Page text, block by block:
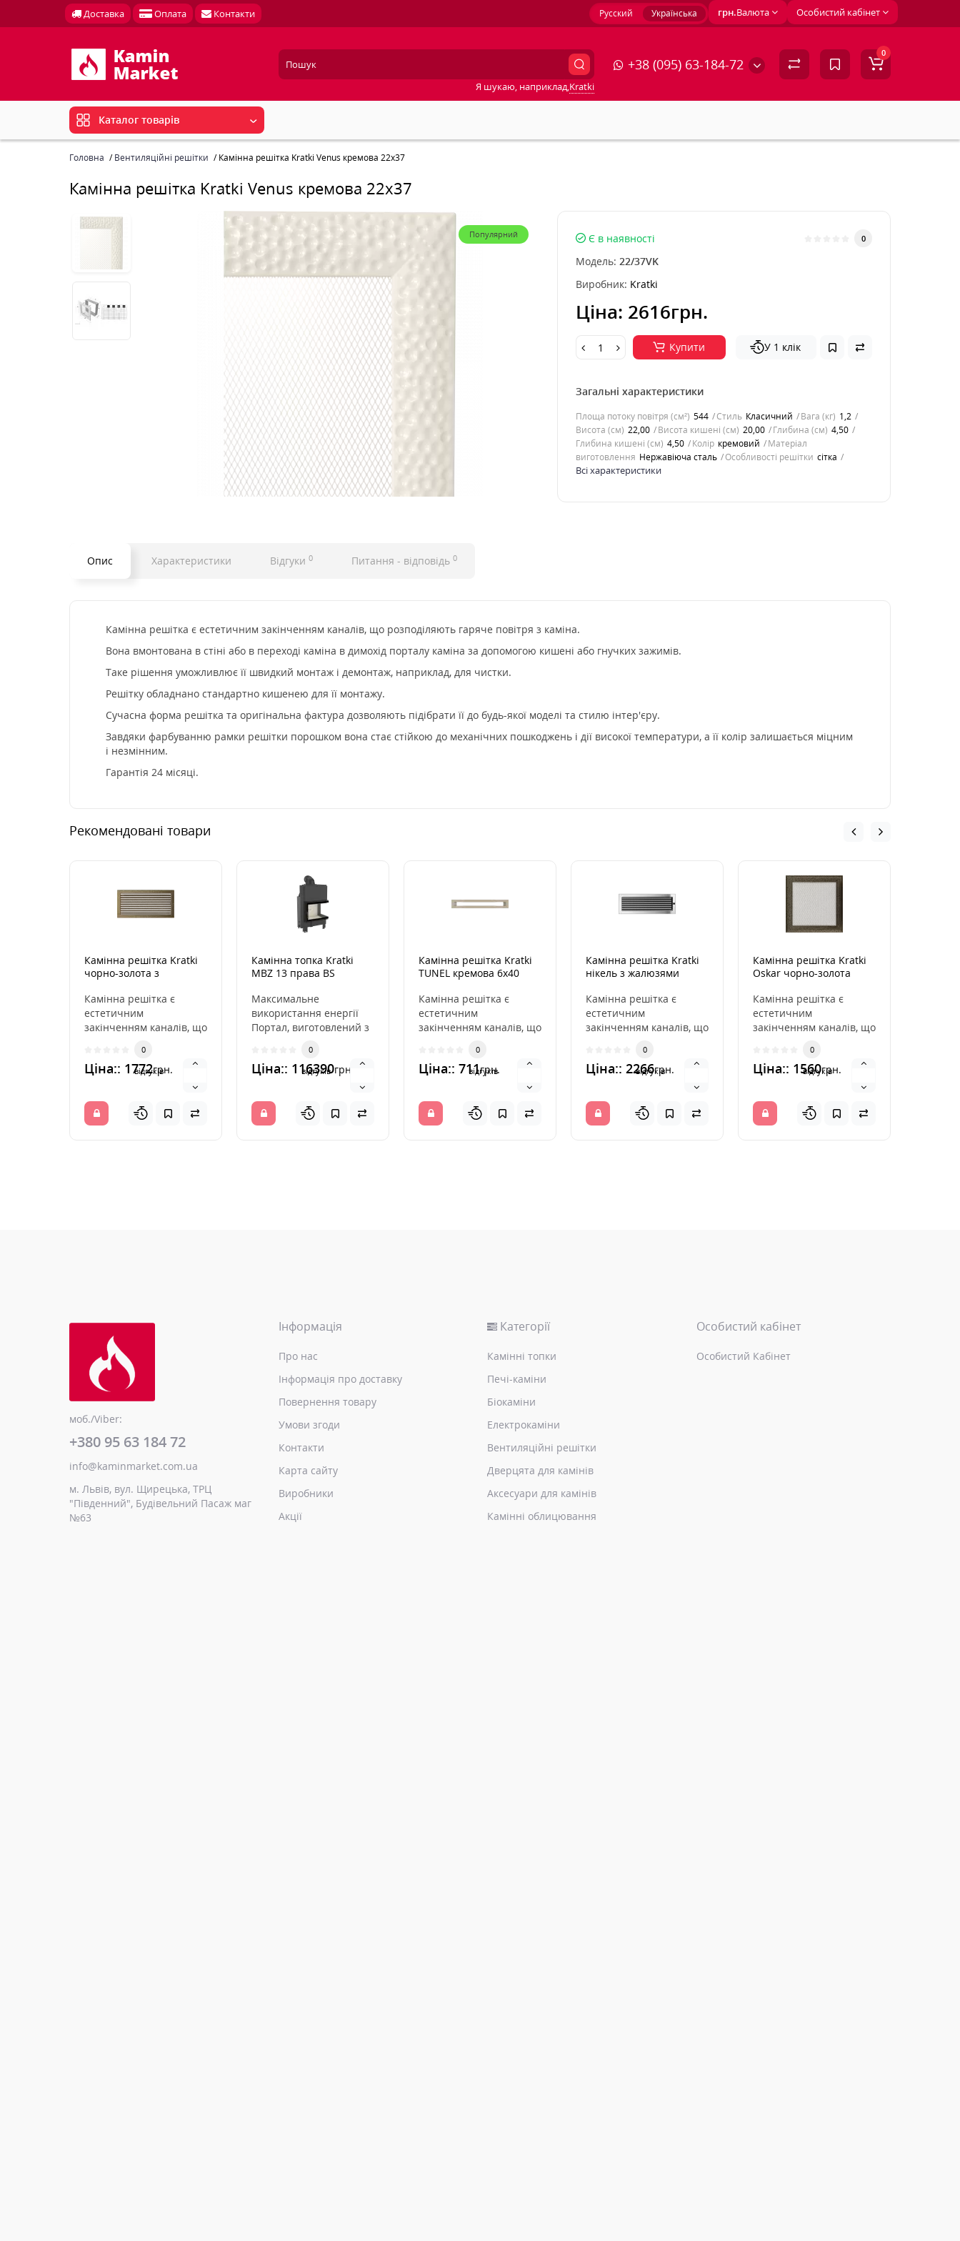
Доставка Оплата Контакти Особистий кабінет
грн.Валюта
Русский Українська
+38 (095) 63-184-72
Я шукаю, наприклад,Kratki
0
Каталог товарів
Головна Вентиляційні решітки Камінна решітка Kratki Venus кремова 22x37
Камінна решітка Kratki Venus кремова 22x37
Популярний Є в наявності 0
Модель: 22/37VK
Виробник: Kratki
Ціна: 2616грн.
Купити У 1 клік
Загальні характеристики
Площа потоку повітря (см²) 544 Стиль Класичний Вага (кг) 1,2
Висота (см) 22,00 Висота кишені (см) 20,00 Глибина (см) 4,50
Глибина кишені (см) 4,50 Колір кремовий
Матеріал
виготовлення Нержавіюча сталь Особливості решітки сітка
Всі характеристики
Опис Характеристики Відгуки 0 Питання - відповідь 0
Камінна решітка є естетичним закінченням каналів, що розподіляють гаряче повітря з каміна.
Вона вмонтована в стіні або в переході каміна в димохід порталу каміна за допомогою кишені або гнучких зажимів.
Таке рішення уможливлює її швидкий монтаж і демонтаж, наприклад, для чистки.
Решітку обладнано стандартно кишенею для її монтажу.
Сучасна форма решітка та оригінальна фактура дозволяють підібрати її до будь-якої моделі та стилю інтер'єру.
Завдяки фарбуванню рамки решітки порошком вона стає стійкою до механічних пошкоджень і дії високої температури, а її колір залишається міцним
і незмінним.
Гарантія 24 місяці.
Рекомендовані товари
Камінна решітка Kratki
чорно-золота з
Камінна решітка є
естетичним
закінченням каналів, що
повітря з каміна. Вона
інс..
0
відгуків
Ціна:: 1772грн.
Камінна топка Kratki
MBZ 13 права BS
Максимальне
використання енергії
Портал, виготовлений з
передня частина, с..
0
відгуків
Ціна:: 116390грн.
Камінна решітка Kratki
TUNEL кремова 6x40
Камінна решітка є
естетичним
закінченням каналів, що
повітря з каміна. Вона
ін..
0
відгуків
Ціна:: 711грн.
Камінна решітка Kratki
нікель з жалюзями
Камінна решітка є
естетичним
закінченням каналів, що
повітря з каміна. Вона
інс..
0
відгуків
Ціна:: 2266грн.
Камінна решітка Kratki
Oskar чорно-золота
Камінна решітка є
естетичним
закінченням каналів, що
повітря з каміна. Вона
вмо..
0
відгуків
Ціна:: 1560грн.
моб./Viber:
+380 95 63 184 72
info@kaminmarket.com.ua
м. Львів, вул. Щирецька, ТРЦ
"Південний", Будівельний Пасаж маг
№63
Інформація
Про нас
Інформація про доставку
Повернення товару
Умови згоди
Контакти
Карта сайту
Виробники
Акції
Категорії
Камінні топки
Печі-каміни
Біокаміни
Електрокаміни
Вентиляційні решітки
Дверцята для камінів
Аксесуари для камінів
Камінні облицювання
Особистий кабінет
Особистий Кабінет